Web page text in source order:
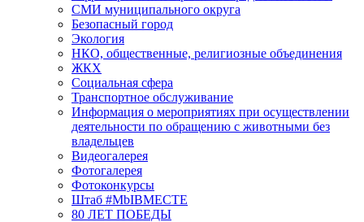
СМИ муниципального округа
Безопасный город
Экология
НКО, общественные, религиозные объединения
ЖКХ
Социальная сфера
Транспортное обслуживание
Информация о мероприятиях при осуществлении
деятельности по обращению с животными без
владельцев
Видеогалерея
Фотогалерея
Фотоконкурсы
Штаб #MbIBMECTE
80 ЛЕТ ПОБЕДЫ